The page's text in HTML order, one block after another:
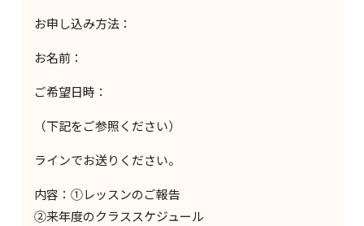
お申し込み方法：
お名前：
ご希望日時：
（下記をご参照ください）
ラインでお送りください。
内容： ①レッスンのご報告
②来年度のクラススケジュール